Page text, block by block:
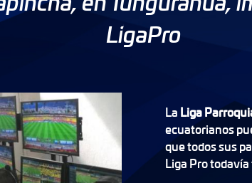
LigaPro
La Liga
ecuatorianos
que todos sus
Liga Pro